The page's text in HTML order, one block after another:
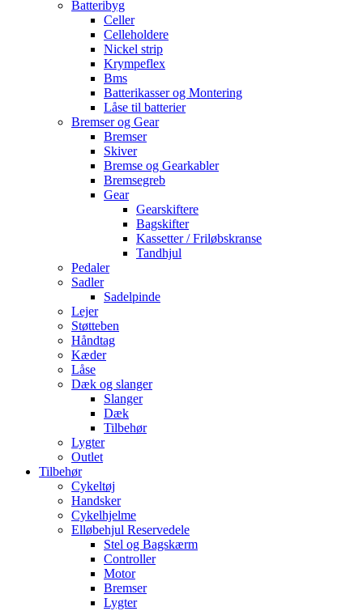
Batteribyg
Celler
Celleholdere
Nickel strip
Krympeflex
Bms
Batterikasser og Montering
Låse til batterier
Bremser og Gear
Bremser
Skiver
Bremse og Gearkabler
Bremsegreb
Gear
Gearskiftere
Bagskifter
Kassetter / Friløbskranse
Tandhjul
Pedaler
Sadler
Sadelpinde
Lejer
Støtteben
Håndtag
Kæder
Låse
Dæk og slanger
Slanger
Dæk
Tilbehør
Lygter
Outlet
Tilbehør
Cykeltøj
Handsker
Cykelhjelme
Elløbehjul Reservedele
Stel og Bagskærm
Controller
Motor
Bremser
Lygter